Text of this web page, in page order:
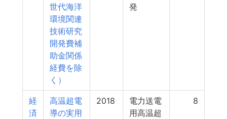
世代海洋
環境関連
技術研究
開発費補
助金関係
経費を除
く）
発
経
済
高温超電
導の実用
2018
電力送電
用高温超
8